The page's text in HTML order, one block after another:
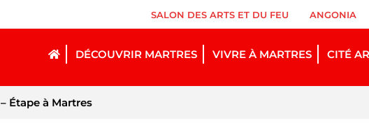
SALON DES ARTS ET DU FEU ANGONIA
DÉCOUVRIR MARTRES VIVRE À MARTRES CITÉ
Étape à Martres